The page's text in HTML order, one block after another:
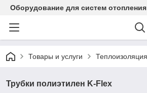
Оборудование для систем
Товары и услуги
Трубки полиэтилен K-Flex